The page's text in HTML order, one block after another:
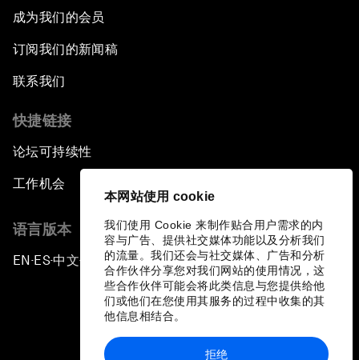
本网站使用 cookie
我们使用 Cookie 来制作贴合用户需求的内
容与广告、提供社交媒体功能以及分析我们
的流量。我们还会与社交媒体、广告和分析
合作伙伴分享您对我们网站的使用情况，这
些合作伙伴可能会将此类信息与您提供给他
们或他们在您使用其服务的过程中收集的其
他信息相结合。
拒绝
成为我们的会员
订阅我们的新闻稿
联系我们
快捷链接
论坛可持续性
工作机会
语言版本
EN ▪ ES▪中文▪ 日本語